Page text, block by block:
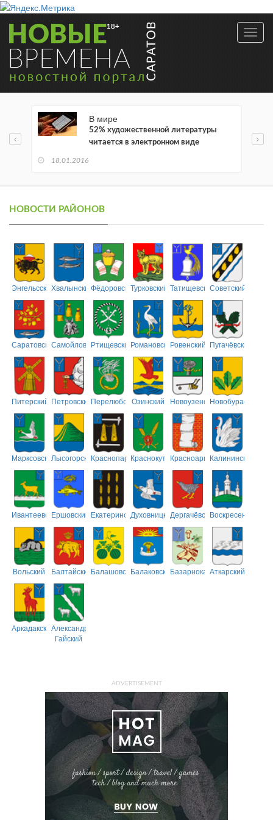
В мире
52% художественной литературы
читается в электронном виде
18.01.2016
НОВОСТИ РАЙОНОВ
ЭнгельсскийХвалынскийФёдоровскийТурковский ТатищевскийСоветский
СаратовскийСамойловскийРтищевскийРомановскийРовенский Пугачёвский
Питерский ПетровскийПерелюбскийОзинский НовоузенскийНовобурасский
МарксовскийЛысогорскийКраснопартизанский
КраснокутскийКрасноармейский
Калининский
ИвантеевскийЕршовский ЕкатериновскийДуховницкийДергачёвскийВоскресенский
Вольский БалтайскийБалашовскийБалаковскийБазарнокарабулакский
Аткарский
АркадакскийАлександрово-
Гайский
ADVERTISEMENT